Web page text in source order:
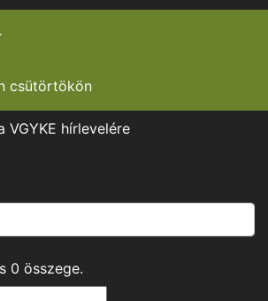
csütörtökön
hírlevelére
0 összege.